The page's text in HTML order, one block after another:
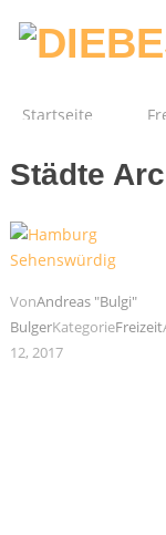
Startseite
Technik Film
Städte
VonAndreas "Bulgi"
BulgerKategorieFreizeit
12, 2017